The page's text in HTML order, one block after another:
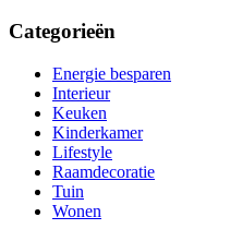
Categorieën
Energie besparen
Interieur
Keuken
Kinderkamer
Lifestyle
Raamdecoratie
Tuin
Wonen